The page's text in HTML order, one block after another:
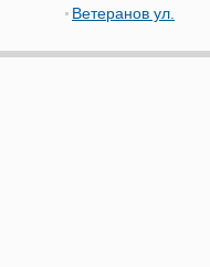
Ветеранов ул.